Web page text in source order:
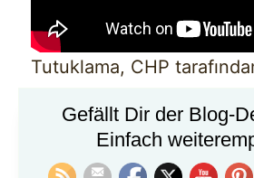
Tutuklama, CHP
açıklanmasından sadece
Gefällt Dir der Blog-
Einfach